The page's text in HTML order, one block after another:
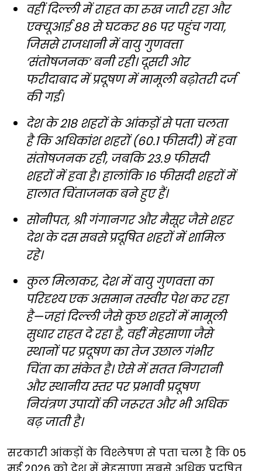
वहीं दिल्ली में राहत का रुख जारी रहा और
एक्यूआई 88 से घटकर 86 पर पहुंच गया,
जिससे राजधानी में वायु गुणवत्ता
‘संतोषजनक’ बनी रही। दूसरी ओर
फरीदाबाद में प्रदूषण में मामूली बढ़ोतरी दर्ज
की गई।
देश के 218 शहरों के आंकड़ों से पता चलता
है कि अधिकांश शहरों (60.1 फीसदी) में हवा
संतोषजनक रही, जबकि 23.9 फीसदी
शहरों में हवा है। हालांकि 16 फीसदी शहरों में
हालात चिंताजनक बने हुए हैं।
सोनीपत, श्री गंगानगर और मैसूर जैसे शहर
देश के दस सबसे प्रदूषित शहरों में शामिल
रहे।
कुल मिलाकर, देश में वायु गुणवत्ता का
परिदृश्य एक असमान तस्वीर पेश कर रहा
है—जहां दिल्ली जैसे कुछ शहरों में मामूली
सुधार राहत दे रहा है, वहीं मेहसाणा जैसे
स्थानों पर प्रदूषण का तेज उछाल गंभीर
चिंता का संकेत है। ऐसे में सतत निगरानी
और स्थानीय स्तर पर प्रभावी प्रदूषण
नियंत्रण उपायों की जरूरत और भी अधिक
बढ़ जाती है।
सरकारी आंकड़ों के विश्लेषण से पता चला है कि 05
मई 2026 को देश में मेहसाणा सबसे अधिक प्रदूषित